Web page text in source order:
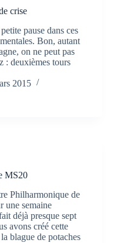
crise
pause dans ces
Bon, autant
on ne peut pas
: deuxièmes tours
2015
MS20
Philharmonique de
une semaine
déjà presque sept
avons créé cette
blague de potaches